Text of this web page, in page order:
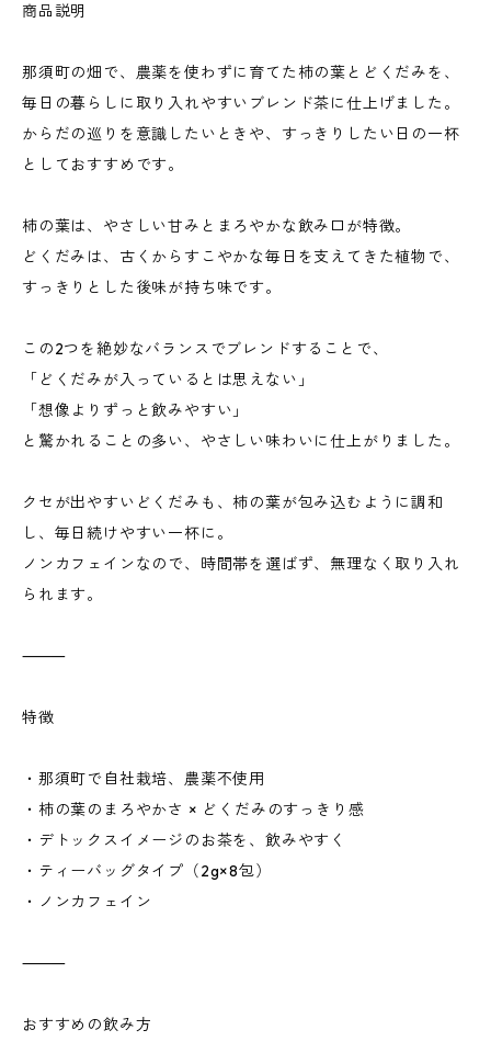
商品説明
那須町の畑で、農薬を使わずに育てた柿の葉とどくだみを、
毎日の暮らしに取り入れやすいブレンド茶に仕上げました。
からだの巡りを意識したいときや、すっきりしたい日の一杯
としておすすめです。
柿の葉は、やさしい甘みとまろやかな飲み口が特徴。
どくだみは、古くからすこやかな毎日を支えてきた植物で、
すっきりとした後味が持ち味です。
この2つを絶妙なバランスでブレンドすることで、
「どくだみが入っているとは思えない」
「想像よりずっと飲みやすい」
と驚かれることの多い、やさしい味わいに仕上がりました。
クセが出やすいどくだみも、柿の葉が包み込むように調和
し、毎日続けやすい一杯に。
ノンカフェインなので、時間帯を選ばず、無理なく取り入れ
られます。
⸻
特徴
・那須町で自社栽培、農薬不使用
・柿の葉のまろやかさ × どくだみのすっきり感
・デトックスイメージのお茶を、飲みやすく
・ティーバッグタイプ（2g×8包）
・ノンカフェイン
⸻
おすすめの飲み方